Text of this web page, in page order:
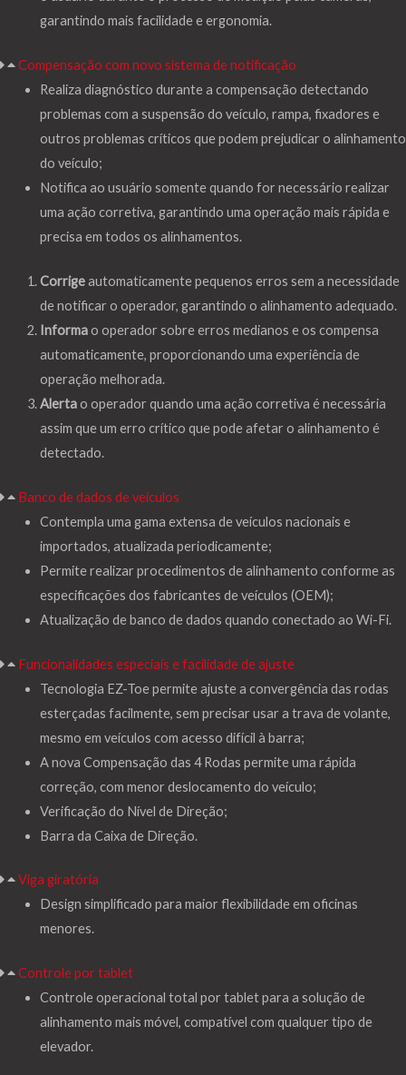
garantindo mais facilidade e ergonomia.
Compensação com novo sistema de notificação
Realiza diagnóstico durante a compensação detectando
problemas com a suspensão do veículo, rampa, fixadores e
outros problemas críticos que podem prejudicar o alinhamento
do veículo;
Notifica ao usuário somente quando for necessário realizar
uma ação corretiva, garantindo uma operação mais rápida e
precisa em todos os alinhamentos.
Corrigeautomaticamente pequenos erros sem a necessidade
de notificar o operador, garantindo o alinhamento adequado.
Informao operador sobre erros medianos e os compensa
automaticamente, proporcionando uma experiência de
operação melhorada.
Alertao operador quando uma ação corretiva é necessária
assim que um erro crítico que pode afetar o alinhamento é
detectado.
Banco de dados de veículos
Contempla uma gama extensa de veículos nacionais e
importados, atualizada periodicamente;
Permite realizar procedimentos de alinhamento conforme as
especificações dos fabricantes de veículos (OEM);
Atualização de banco de dados quando conectado ao Wi-Fi.
Funcionalidades especiais e facilidade de ajuste
Tecnologia EZ-Toe permite ajuste a convergência das rodas
esterçadas facilmente, sem precisar usar a trava de volante,
mesmo em veículos com acesso difícil à barra;
A nova Compensação das 4 Rodas permite uma rápida
correção, com menor deslocamento do veículo;
Verificação do Nível de Direção;
Barra da Caixa de Direção.
Viga giratória
Design simplificado para maior flexibilidade em oficinas
menores.
Controle por tablet
Controle operacional total por tablet para a solução de
alinhamento mais móvel, compatível com qualquer tipo de
elevador.